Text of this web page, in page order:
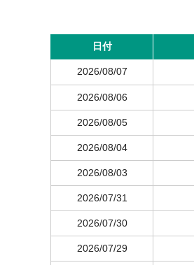
日付
2026/08/07
2026/08/06
2026/08/05
2026/08/04
2026/08/03
2026/07/31
2026/07/30
2026/07/29